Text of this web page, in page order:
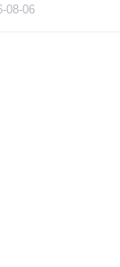
08-06